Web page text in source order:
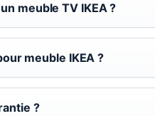
meuble TV IKEA ?
meuble IKEA ?
?